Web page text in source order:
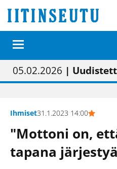
01.02.2026 | Painon vaihtumisen pitäisi
05.02.2026 | Uudistettu
23.04.2026 | “Olemme
09.05.2026| "Maalla on totuttu
Ihmiset31.1.2023 14:00
"Mottoni on,
tapana